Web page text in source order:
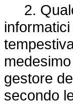
2.
gestore
secondo